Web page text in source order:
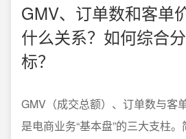
GMV、订单数和客单
什么关系？如何综合
标？
GMV（成交总额）、订单数与客
是电商业务“基本盘”的三大支柱